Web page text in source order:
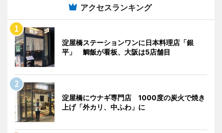
アクセスランキング
淀屋橋ステーションワンに日本料理店「銀
平」 鯛飯が看板、大阪は5店舗目
淀屋橋にウナギ専門店 1000度の炭火で焼き
上げ「外カリ、中ふわ」に